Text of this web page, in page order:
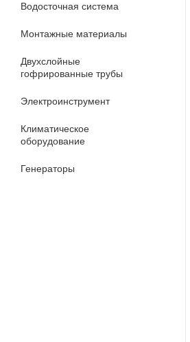
Водосточная система
Монтажные материалы
Двухслойные
гофрированные трубы
Электроинструмент
Климатическое
оборудование
Генераторы